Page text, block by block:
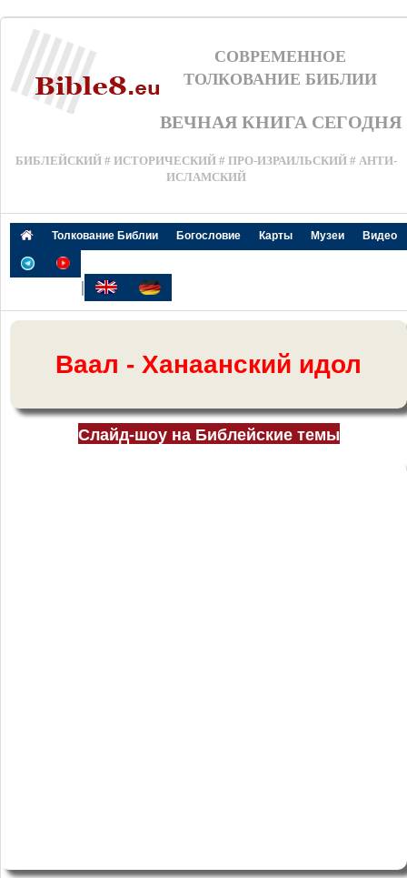
СОВРЕМЕННОЕ
ТОЛКОВАНИЕ БИБЛИИ
ВЕЧНАЯ КНИГА СЕГОДНЯ
БИБЛЕЙСКИЙ # ИСТОРИЧЕСКИЙ # ПРО-ИЗРАИЛЬСКИЙ # АНТИ-
ИСЛАМСКИЙ
Толкование Библии Богословие Карты Музеи Видео
|
Ваал - Ханаанский идол
Слайд-шоу на Библейские темы